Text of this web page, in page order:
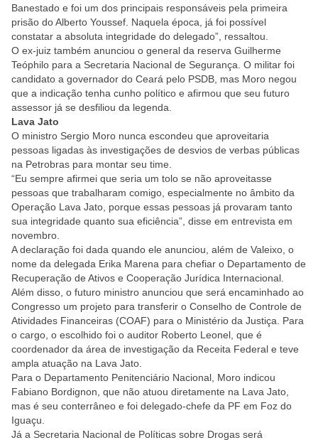
Banestado e foi um dos principais responsáveis pela primeira
prisão do Alberto Youssef. Naquela época, já foi possível
constatar a absoluta integridade do delegado”, ressaltou.
O ex-juiz também anunciou o general da reserva Guilherme
Teóphilo para a Secretaria Nacional de Segurança. O militar foi
candidato a governador do Ceará pelo PSDB, mas Moro negou
que a indicação tenha cunho político e afirmou que seu futuro
assessor já se desfiliou da legenda.
Lava Jato
O ministro Sergio Moro nunca escondeu que aproveitaria
pessoas ligadas às investigações de desvios de verbas públicas
na Petrobras para montar seu time.
“Eu sempre afirmei que seria um tolo se não aproveitasse
pessoas que trabalharam comigo, especialmente no âmbito da
Operação Lava Jato, porque essas pessoas já provaram tanto
sua integridade quanto sua eficiência”, disse em entrevista em
novembro.
A declaração foi dada quando ele anunciou, além de Valeixo, o
nome da delegada Erika Marena para chefiar o Departamento de
Recuperação de Ativos e Cooperação Jurídica Internacional.
Além disso, o futuro ministro anunciou que será encaminhado ao
Congresso um projeto para transferir o Conselho de Controle de
Atividades Financeiras (COAF) para o Ministério da Justiça. Para
o cargo, o escolhido foi o auditor Roberto Leonel, que é
coordenador da área de investigação da Receita Federal e teve
ampla atuação na Lava Jato.
Para o Departamento Penitenciário Nacional, Moro indicou
Fabiano Bordignon, que não atuou diretamente na Lava Jato,
mas é seu conterrâneo e foi delegado-chefe da PF em Foz do
Iguaçu.
Já a Secretaria Nacional de Políticas sobre Drogas será